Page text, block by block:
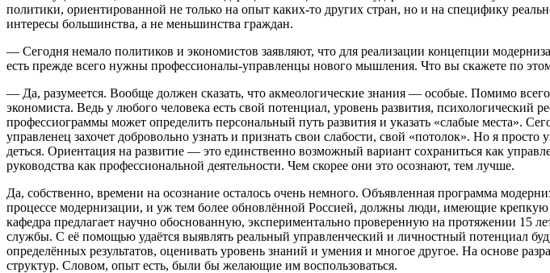
политики, ориентированной не только на опыт каких-то других стран, но и на специфику
интересы большинства, а не меньшинства граждан.
— Сегодня немало политиков и экономистов заявляют, что для реализации концепции
есть прежде всего нужны профессионалы-управленцы нового мышления. Что вы скажете по
— Да, разумеется. Вообще должен сказать, что акмеологические знания — особые. Помимо
экономиста. Ведь у любого человека есть свой потенциал, уровень развития,
профессиограммы может определить персональный путь развития и указать «слабые места».
управленец захочет добровольно узнать и признать свои слабости, свой «потолок». Но я
деться. Ориентация на развитие — это единственно возможный вариант сохраниться как
руководства как профессиональной деятельности. Чем скорее они это осознают, тем лучше.
Да, собственно, времени на осознание осталось очень немного. Объявленная программа
процессе модернизации, и уж тем более обновлённой Россией, должны люди, имеющие
кафедра предлагает научно обоснованную, экспериментально проверенную на протяжении 15
службы. С её помощью удаётся выявлять реальный управленческий и личностный потенциал
определённых результатов, оценивать уровень знаний и умения и многое другое. На основе
структур. Словом, опыт есть, были бы желающие им воспользоваться.